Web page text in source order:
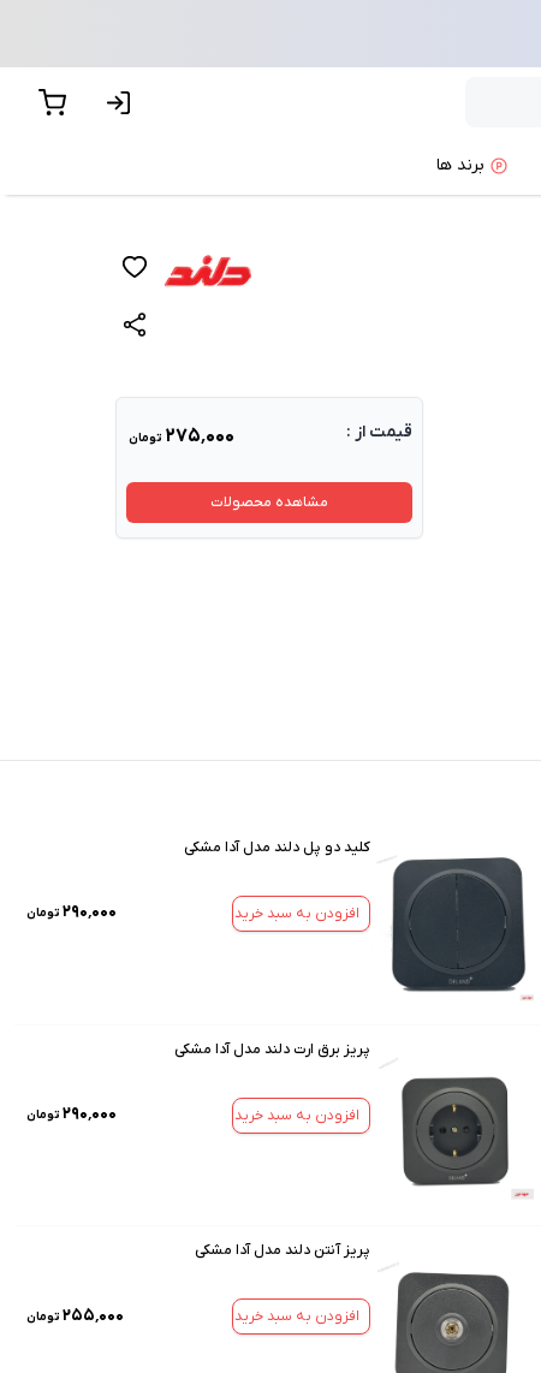
برند ها
قیمت از : ۲۷۵٬۰۰۰ تومان
مشاهده محصولات
کلید دو پل دلند مدل آدا مشکی
افزودن به سبد خرید ۲۹۰٬۰۰۰ تومان
پریز برق ارت دلند مدل آدا مشکی
افزودن به سبد خرید ۲۹۰٬۰۰۰ تومان
پریز آنتن دلند مدل آدا مشکی
افزودن به سبد خرید ۲۵۵٬۰۰۰ تومان